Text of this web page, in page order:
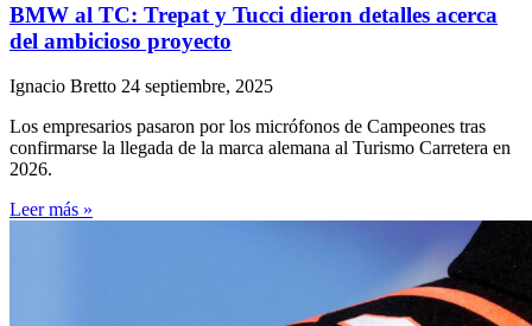
BMW al TC: Trepat y Tucci dieron detalles acerca
del ambicioso proyecto
Ignacio Bretto 24 septiembre, 2025
Los empresarios pasaron por los micrófonos de Campeones tras
confirmarse la llegada de la marca alemana al Turismo Carretera en
2026.
Leer más »